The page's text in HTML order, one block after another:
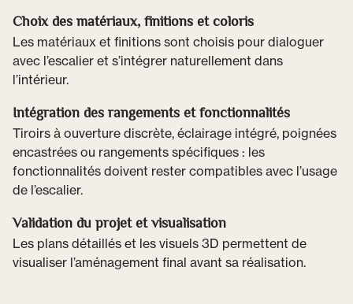
Choix des matériaux, finitions et coloris
Les matériaux et finitions sont choisis pour dialoguer
avec l’escalier et s’intégrer naturellement dans
l’intérieur.
Intégration des rangements et fonctionnalités
Tiroirs à ouverture discrète, éclairage intégré, poignées
encastrées ou rangements spécifiques : les
fonctionnalités doivent rester compatibles avec l’usage
de l’escalier.
Validation du projet et visualisation
Les plans détaillés et les visuels 3D permettent de
visualiser l’aménagement final avant sa réalisation.